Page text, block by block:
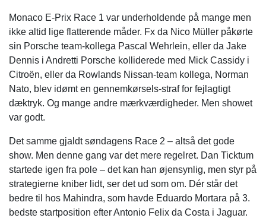
Monaco E-Prix Race 1 var underholdende på mange men
ikke altid lige flatterende måder. Fx da Nico Müller påkørte
sin Porsche team-kollega Pascal Wehrlein, eller da Jake
Dennis i Andretti Porsche kolliderede med Mick Cassidy i
Citroën, eller da Rowlands Nissan-team kollega, Norman
Nato, blev idømt en gennemkørsels-straf for fejlagtigt
dæktryk. Og mange andre mærkværdigheder. Men showet
var godt.
Det samme gjaldt søndagens Race 2 – altså det gode
show. Men denne gang var det mere regelret. Dan Ticktum
startede igen fra pole – det kan han øjensynlig, men styr på
strategierne kniber lidt, ser det ud som om. Dér står det
bedre til hos Mahindra, som havde Eduardo Mortara på 3.
bedste startposition efter Antonio Felix da Costa i Jaguar.